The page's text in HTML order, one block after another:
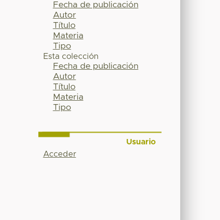
Fecha de publicación
Autor
Título
Materia
Tipo
Esta colección
Fecha de publicación
Autor
Título
Materia
Tipo
Usuario
Acceder